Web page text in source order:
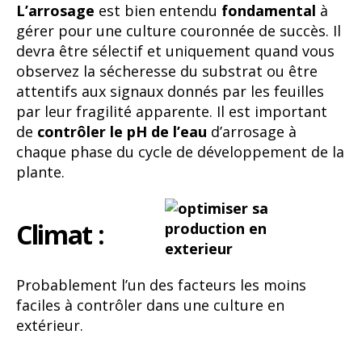
L’arrosage est bien entendu fondamental à
gérer pour une culture couronnée de succès. Il
devra être sélectif et uniquement quand vous
observez la sécheresse du substrat ou être
attentifs aux signaux donnés par les feuilles
par leur fragilité apparente. Il est important
de contrôler le pH de l’eau d’arrosage à
chaque phase du cycle de développement de la
plante.
Climat :
Probablement l’un des facteurs les moins
faciles à contrôler dans une culture en
extérieur.